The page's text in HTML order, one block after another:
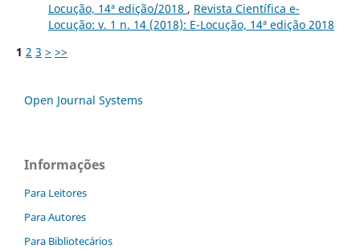
Locução, 14ª edição/2018 , Revista Científica e-
Locução: v. 1 n. 14 (2018): E-Locução, 14ª edição 2018
1 2 3 > >>
Open Journal Systems
Informações
Para Leitores
Para Autores
Para Bibliotecários